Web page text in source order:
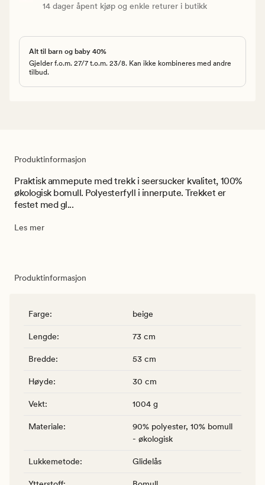
14 dager åpent kjøp og enkle returer i butikk
Alt til barn og baby 40%
Gjelder f.o.m. 27/7 t.o.m. 23/8. Kan ikke kombineres med andre
tilbud.
Produktinformasjon
Praktisk ammepute med trekk i seersucker kvalitet, 100%
økologisk bomull. Polyesterfyll i innerpute. Trekket er
festet med gl...
Les mer
Produktinformasjon
Farge: beige
Lengde: 73 cm
Bredde: 53 cm
Høyde: 30 cm
Vekt: 1004 g
Materiale:
90% polyester, 10% bomull
- økologisk
Lukkemetode: Glidelås